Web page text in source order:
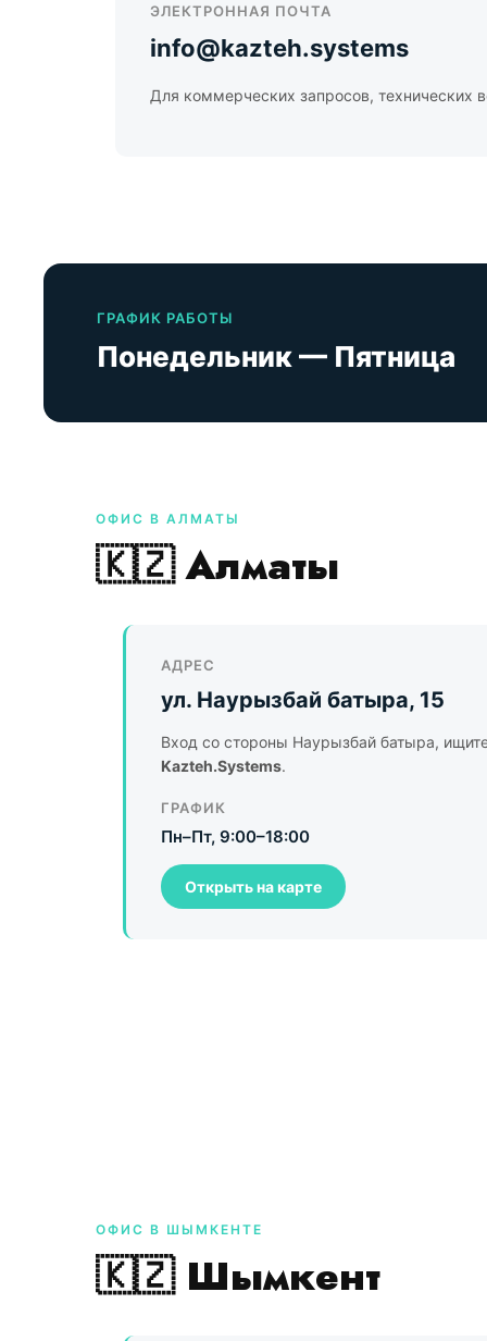
ЭЛЕКТРОННАЯ ПОЧТА
info@kazteh.systems
Для коммерческих запросов, технических
ГРАФИК РАБОТЫ
Понедельник — Пятница
ОФИС В АЛМАТЫ
🇰🇿 Алматы
АДРЕС
ул. Наурызбай батыра, 15
Вход со стороны Наурызбай батыра,
Kazteh.Systems.
ГРАФИК
Пн–Пт, 9:00–18:00
Открыть на карте
ОФИС В ШЫМКЕНТЕ
🇰🇿 Шымкент